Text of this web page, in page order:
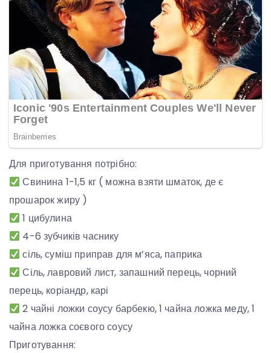
Для приготування потрібно:
Свинина 1-1,5 кг ( можна взяти шматок, де є
прошарок жиру )
1 цибулина
4-6 зубчиків часнику
сіль, суміш приправ для м’яса, паприка
Сіль, лавровий лист, запашний перець, чорний
перець, коріандр, карі
2 чайні ложки соусу барбекю, 1 чайна ложка меду, 1
чайна ложка соєвого соусу
Приготування: